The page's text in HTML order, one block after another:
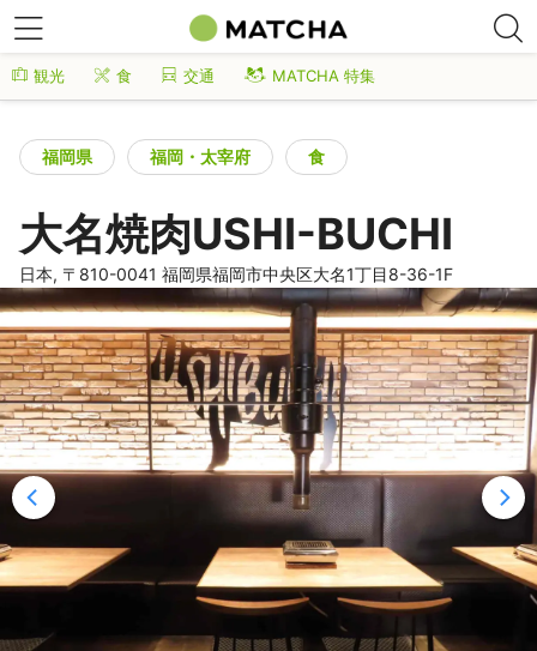
観光 食 交通 MATCHA 特集
福岡県 福岡・太宰府 食
大名焼肉USHI-BUCHI
日本, 〒810-0041 福岡県福岡市中央区大名1丁目8-36-1F